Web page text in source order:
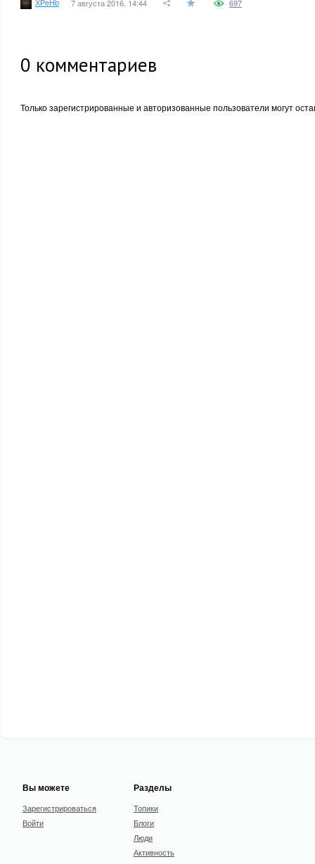
7 августа 2016, 14:44 697
0 комментариев
Только зарегистрированные и авторизованные пользователи могут
Вы можете
Зарегистрироваться
Войти
Разделы
Топики
Блоги
Люди
Активность